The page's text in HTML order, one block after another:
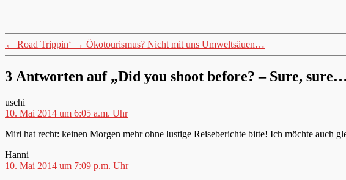
← Road Trippin‘ → Ökotourismus? Nicht mit uns Umweltsäuen…
3 Antworten auf „Did you shoot before? – Sure,
uschi
10. Mai 2014 um 6:05 a.m. Uhr
Miri hat recht: keinen Morgen mehr ohne lustige Reiseberichte bitte! Ich möchte auch
Hanni
10. Mai 2014 um 7:09 p.m. Uhr